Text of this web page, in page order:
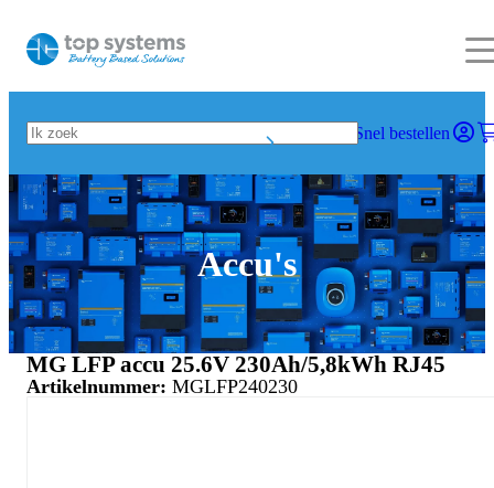
Snel bestellen
Accu's
MG LFP accu 25.6V 230Ah/5,8kWh RJ45
Artikelnummer: MGLFP240230